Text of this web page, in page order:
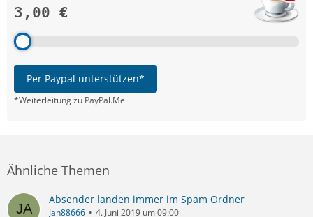
3,00 €
Per Paypal unterstützen*
*Weiterleitung zu PayPal.Me
Ähnliche Themen
Absender landen immer im Spam Ordner
Jan88666
4. Juni 2019 um 09:00